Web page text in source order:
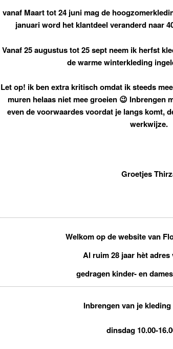
vanaf Maart tot 24 juni mag de
januari word het klantdeel veranderd naar
Vanaf 25 augustus tot 25 sept neem ik herfst
de warme winterkleding
Let op! ik ben extra kritisch omdat ik steeds
muren helaas niet mee groeien 😉 Inbrengen
even de voorwaardes voordat je langs komt,
werkwijze.
Groetjes
Welkom op de website van
Al ruim 28 jaar hèt
gedragen kinder- en
Inbrengen van je kleding
dinsdag 10.00-